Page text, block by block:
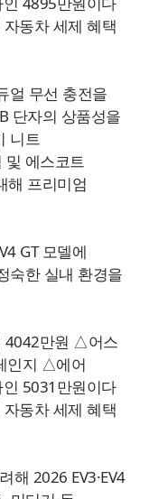
동차 세제 혜택
얼 무선 충전을
단자의 상품성을
니트
및 에스코트
해 프리미엄
GT 모델에
숙한 실내 환경을
4042만원 △어스
인지 △에어
5031만원이다
동차 세제 혜택
해 2026 EV3·EV4